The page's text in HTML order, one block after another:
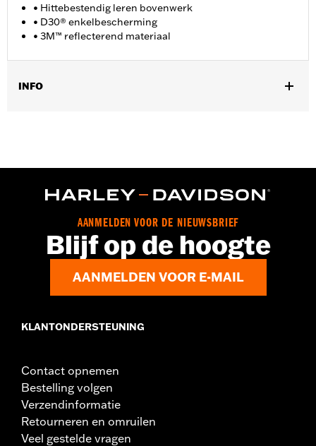
• Hittebestendig leren bovenwerk
• D30® enkelbescherming
• 3M™ reflecterend materiaal
INFO
Herkomst:Geïmporteerd
Dimension Description:SCHACHTHOOGTE: 4,5" /
AANMELDEN VOOR DE NIEUWSBRIEF
Blijf op de hoogte
AANMELDEN VOOR E-MAIL
KLANTONDERSTEUNING
Contact opnemen
Bestelling volgen
Verzendinformatie
Retourneren en omruilen
Veel gestelde vragen